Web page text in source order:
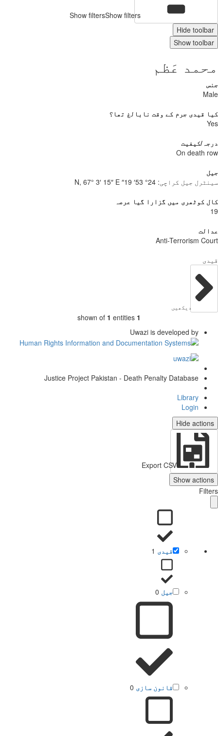
Show filtersShow filters
Hide
Show
عَظم
قیدی جرم کے وقت نابالغ تھا؟
کیفیت
On death
جیل کراچی: 24° 53′ 19″ N, 67° 3′ 15″ E
کوٹھری میں گزارا گیا عرصہ
Anti-Terrorism
دیکھیں
shown of 1 entities
Uwazi is developed by
Justice Project Pakistan - Death Penalty Database
Library
Login
Hide
Export CSV
Show
قیدی 1
جیل 0
قانون سازی 0